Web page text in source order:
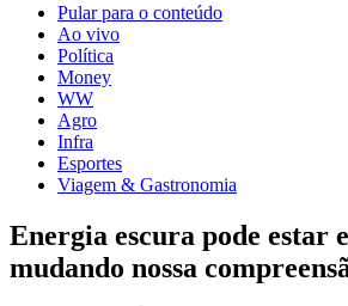
Pular para o conteúdo
Ao vivo
Política
Money
WW
Agro
Infra
Esportes
Viagem & Gastronomia
Energia escura pode estar
mudando nossa